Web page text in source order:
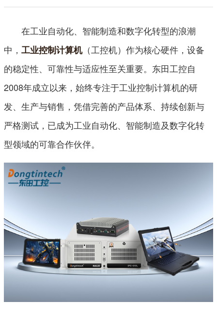
在工业自动化、智能制造和数字化转型的浪潮
中，工业控制计算机（工控机）作为核心硬件，设备
的稳定性、可靠性与适应性至关重要。东田工控自
2008年成立以来，始终专注于工业控制计算机的研
发、生产与销售，凭借完善的产品体系、持续创新与
严格测试，已成为工业自动化、智能制造及数字化转
型领域的可靠合作伙伴。